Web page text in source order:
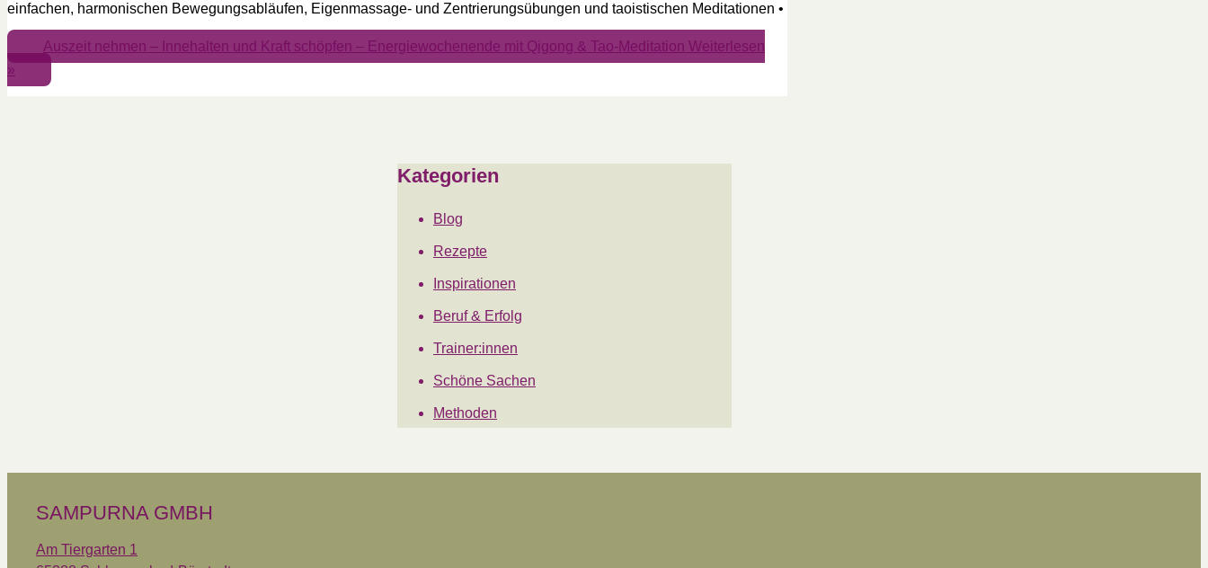
einfachen, harmonischen Bewegungsabläufen, Eigenmassage- und Zentrierungsübungen und taoistischen Meditationen •
Auszeit nehmen – Innehalten und Kraft schöpfen – Energiewochenende mit Qigong & Tao-Meditation Weiterlesen
»
Kategorien
Blog
Rezepte
Inspirationen
Beruf & Erfolg
Trainer:innen
Schöne Sachen
Methoden
SAMPURNA GMBH
Am Tiergarten 1